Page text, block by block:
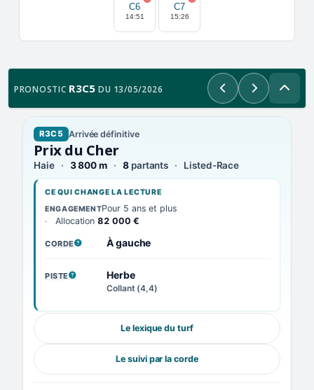
C6
14:51
C7
15:26
PRONOSTIC R3C5 DU 13/05/2026 PrécédentSuivant
R3C5 Arrivée définitive
Prix du Cher
Haie 3 800 m 8partants Listed-Race
CE QUI CHANGE LA LECTURE
ENGAGEMENTPour 5 ans et plus
Allocation82 000 €
CORDE
, VOIR LA DÉFINITION
À gauche
PISTE
, VOIR LA DÉFINITION
Herbe
Collant (4,4)
Le lexique du turf
Le suivi par la corde